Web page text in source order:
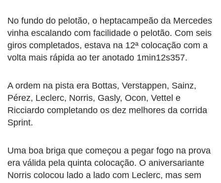
No fundo do pelotão, o heptacampeão da Mercedes
vinha escalando com facilidade o pelotão. Com seis
giros completados, estava na 12ª colocação com a
volta mais rápida ao ter anotado 1min12s357.
A ordem na pista era Bottas, Verstappen, Sainz,
Pérez, Leclerc, Norris, Gasly, Ocon, Vettel e
Ricciardo completando os dez melhores da corrida
Sprint.
Uma boa briga que começou a pegar fogo na prova
era válida pela quinta colocação. O aniversariante
Norris colocou lado a lado com Leclerc, mas sem